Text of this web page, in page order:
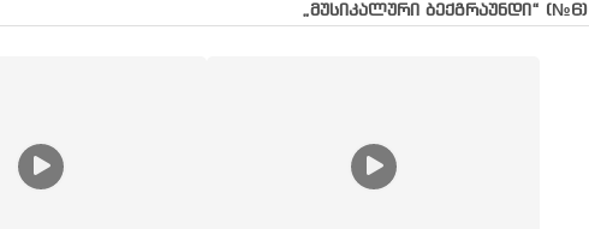
„მუსიკალური ბექგრაუნდი“ (№6)